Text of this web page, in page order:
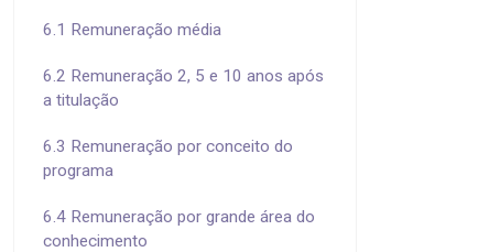
6.1 Remuneração média
6.2 Remuneração 2, 5 e 10 anos após
a titulação
6.3 Remuneração por conceito do
programa
6.4 Remuneração por grande área do
conhecimento